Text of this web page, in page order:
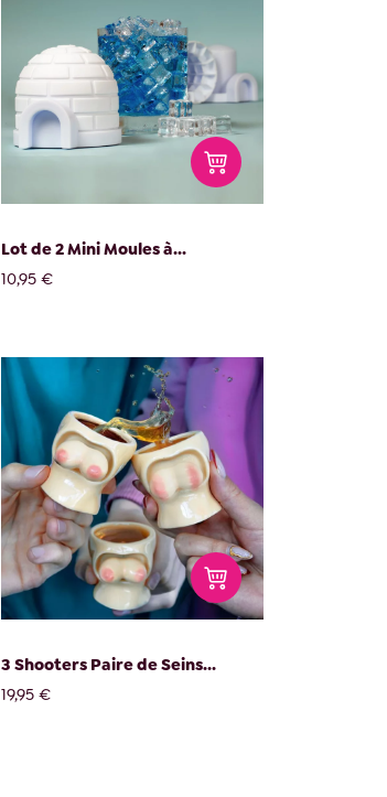
Lot de 2 Mini Moules à...
10,95 €
3 Shooters Paire de Seins...
19,95 €